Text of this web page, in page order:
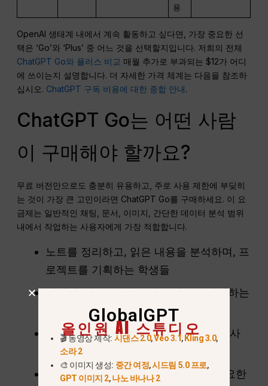
용
OpenAI 생태계 내에서 계속 활동하고 싶다면, 가장 중요한 선
택은 ‘Go’와 ‘Plus’ 중 어느 것을 선택할지입니다. 저희의 전체
ChatGPT Go와 플러스 비교 매월 추가로 부과되는 $12가 어디
에 쓰이는지 설명합니다. 더 자세한 가격 체계는 다음을 참조하
십시오. ChatGPT 구독 비용에 대한 종합 안내.
ChatGPT Go는 어떤 사람
이 구매해야 할까요?
무료 버전만으로도 충분히 유용하고, 주로 사용 제한에 부딪히
는 것이 가장 큰 고민이라면 ChatGPT Go를 구매하세요. 이 요
금제는 일반적인 채팅, 문서, 이미지, 간단한 데이터 분석 범위
내에서 작업하는 사용자에게 가장 적합합니다.
노트를 정리하고, 읽은 내용을 분석하며, 프
로젝트를 기획하는 학생들
이메일, 개요, 게시글 및 수정본을 작성하는
문서와 스프레드시트를 다루는 오피스 사
용자들
무료 버전보다 더 많은 생성 횟수가 필요한
GlobalGPT
올인원 AI 스튜디오
🎬 동영상 제작: 시댄스 2.0,Veo 3.1, Kling 3.0,
소라 2
🎨 이미지 생성: 중간 여정,시드림 5.0 프로,
GPT 이미지 2,나노 바나나 2